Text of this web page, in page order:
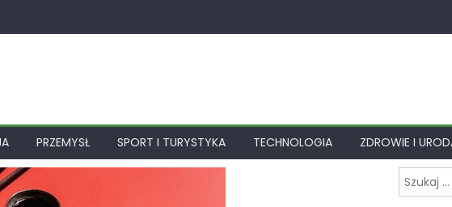
PRZEMYSŁ SPORT I TURYSTYKA TECHNOLOGIA ZDROWIE I
Szukaj: